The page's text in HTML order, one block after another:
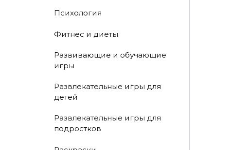
Психология
Фитнес и диеты
Развивающие и обучающие
игры
Развлекательные игры для
детей
Развлекательные игры для
подростков